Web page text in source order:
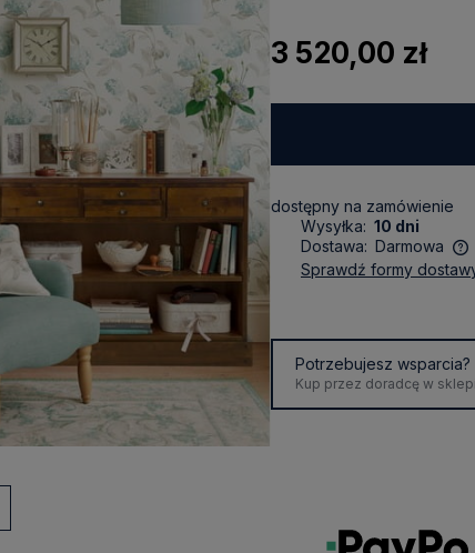
3 520,00 zł
dostępny na zamówienie
Wysyłka: 10 dni
Dostawa: Darmowa
Cena nie zawiera ewentualnych
kosztów płatności
sprawdź formy
Potrzebujesz wsparcia?
Kup przez doradcę w